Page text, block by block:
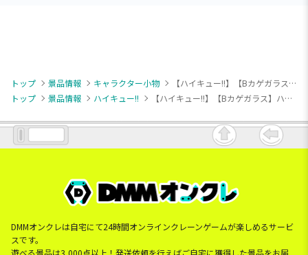
トップ 景品情報 キャラクター小物
【ハイキュー!!】【Bカゲガラス】ハイキュー!! ボールフィギュア
トップ
景品情報 ハイキュー!! 【ハイキュー!!】【Bカゲガラス】ハイキュー!! ボールフィギュア
DMMオンクレは自宅にて24時間オンラインクレーンゲームが楽しめるサービ
スです。